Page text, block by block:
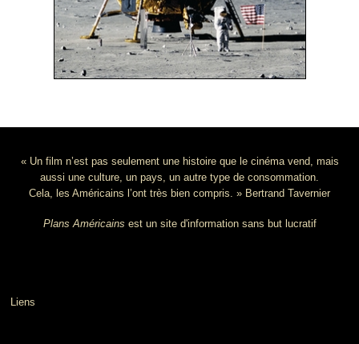
« Un film n’est pas seulement une histoire que le cinéma vend, mais
aussi une culture, un pays, un autre type de consommation.
Cela, les Américains l’ont très bien compris. » Bertrand Tavernier
Plans Américains est un site d'information sans but lucratif
Liens